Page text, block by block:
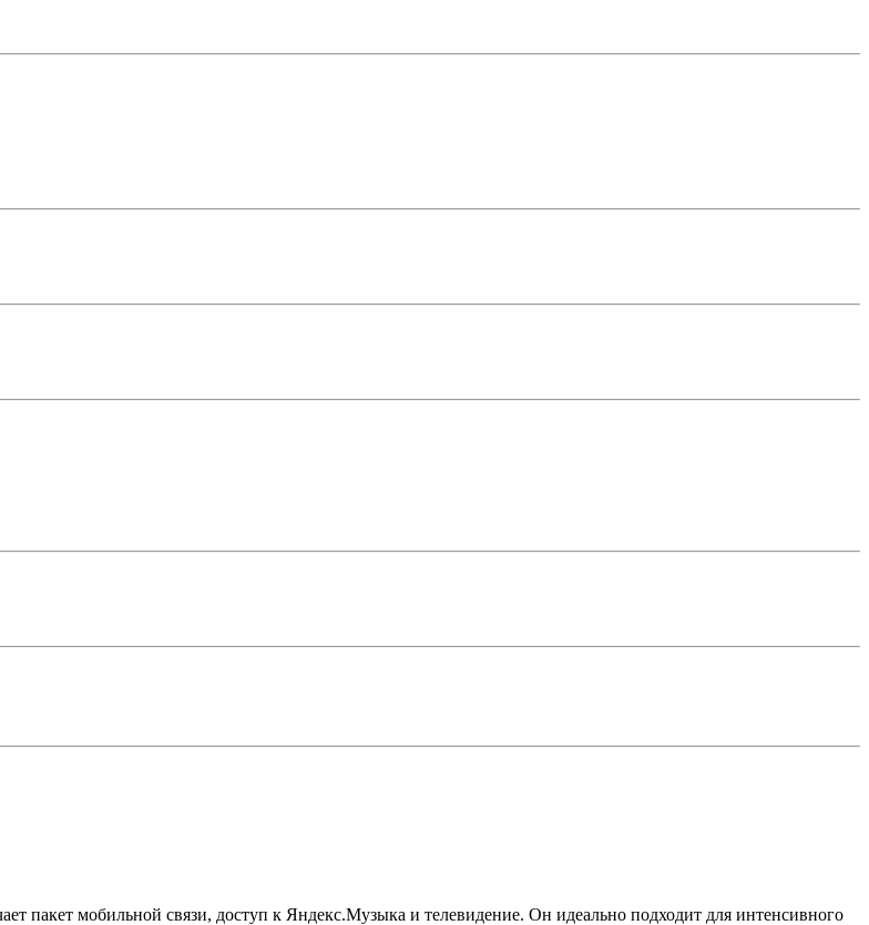
пакет мобильной связи, доступ к Яндекс.Музыка и телевидение. Он идеально подходит для интенсивного